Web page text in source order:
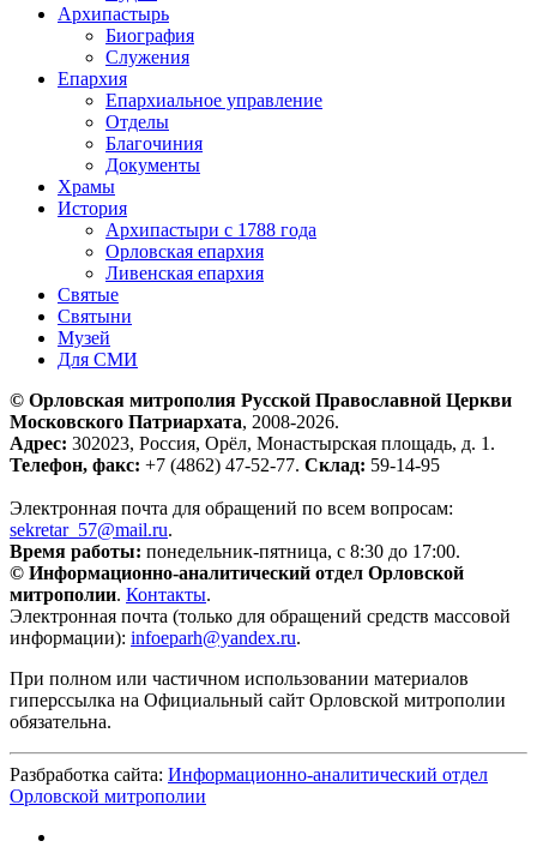
Архипастырь
Биография
Служения
Епархия
Епархиальное управление
Отделы
Благочиния
Документы
Храмы
История
Архипастыри с 1788 года
Орловская епархия
Ливенская епархия
Святые
Святыни
Музей
Для СМИ
© Орловская митрополия Русской Православной Церкви
Московского Патриархата, 2008-2026.
Адрес: 302023, Россия, Орёл, Монастырская площадь, д. 1.
Телефон, факс: +7 (4862) 47-52-77. Склад: 59-14-95
Электронная почта для обращений по всем вопросам:
sekretar_57@mail.ru.
Время работы: понедельник-пятница, с 8:30 до 17:00.
© Информационно-аналитический отдел Орловской
митрополии. Контакты.
Электронная почта (только для обращений средств массовой
информации): infoeparh@yandex.ru.
При полном или частичном использовании материалов
гиперссылка на Официальный сайт Орловской митрополии
обязательна.
Разбработка сайта: Информационно-аналитический отдел
Орловской митрополии